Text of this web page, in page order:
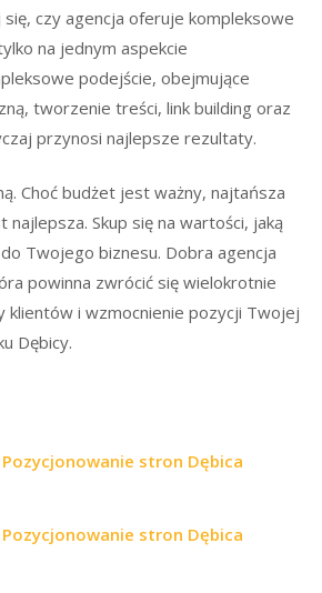
czy agencja oferuje kompleksowe
na jednym aspekcie
podejście, obejmujące
tworzenie treści, link building oraz
przynosi najlepsze rezultaty.
Choć budżet jest ważny, najtańsza
Skup się na wartości, jaką
Twojego biznesu. Dobra agencja
powinna zwrócić się wielokrotnie
i wzmocnienie pozycji Twojej
Dębicy.
Pozycjonowanie stron Dębica
Pozycjonowanie stron Dębica